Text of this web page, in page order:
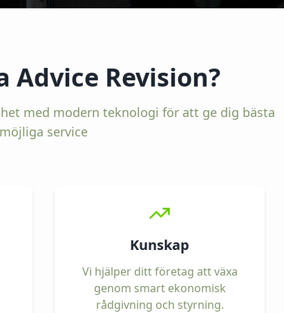
Advice Revision?
med modern teknologi för att ge dig bästa
möjliga service
Kunskap
Vi hjälper ditt företag att växa
genom smart ekonomisk
rådgivning och styrning.